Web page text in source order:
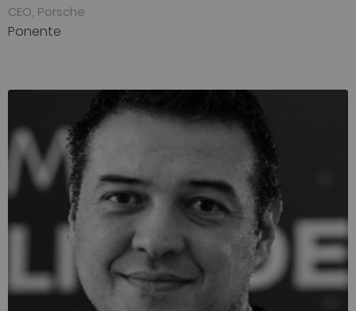
CEO, Porsche
Ponente